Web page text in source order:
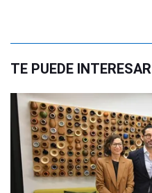
TE PUEDE INTERESAR